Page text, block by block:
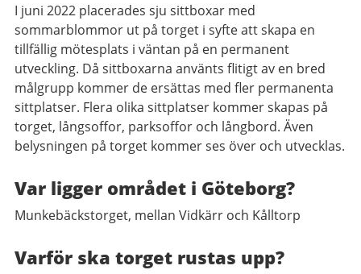
I juni 2022 placerades sju sittboxar med
sommarblommor ut på torget i syfte att skapa en
tillfällig mötesplats i väntan på en permanent
utveckling. Då sittboxarna använts flitigt av en bred
målgrupp kommer de ersättas med fler permanenta
sittplatser. Flera olika sittplatser kommer skapas på
torget, långsoffor, parksoffor och långbord. Även
belysningen på torget kommer ses över och utvecklas.
Var ligger området i Göteborg?
Munkebäckstorget, mellan Vidkärr och Kålltorp
Varför ska torget rustas upp?